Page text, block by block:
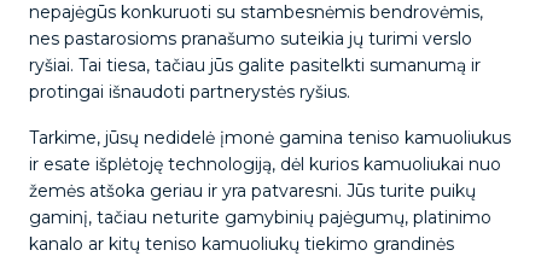
nepajėgūs konkuruoti su stambesnėmis bendrovėmis,
nes pastarosioms pranašumo suteikia jų turimi verslo
ryšiai. Tai tiesa, tačiau jūs galite pasitelkti sumanumą ir
protingai išnaudoti partnerystės ryšius.
Tarkime, jūsų nedidelė įmonė gamina teniso kamuoliukus
ir esate išplėtoję technologiją, dėl kurios kamuoliukai nuo
žemės atšoka geriau ir yra patvaresni. Jūs turite puikų
gaminį, tačiau neturite gamybinių pajėgumų, platinimo
kanalo ar kitų teniso kamuoliukų tiekimo grandinės